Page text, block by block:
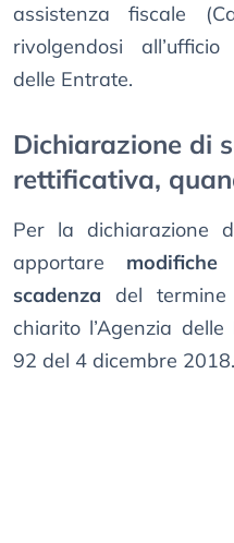
assistenza fiscale
rivolgendosi
delle Entrate.
Dichiarazione di
rettificativa,
Per la dichiarazione
apportare modifiche
scadenza del
chiarito l’Agenzia
92 del 4 dicembre 2018.